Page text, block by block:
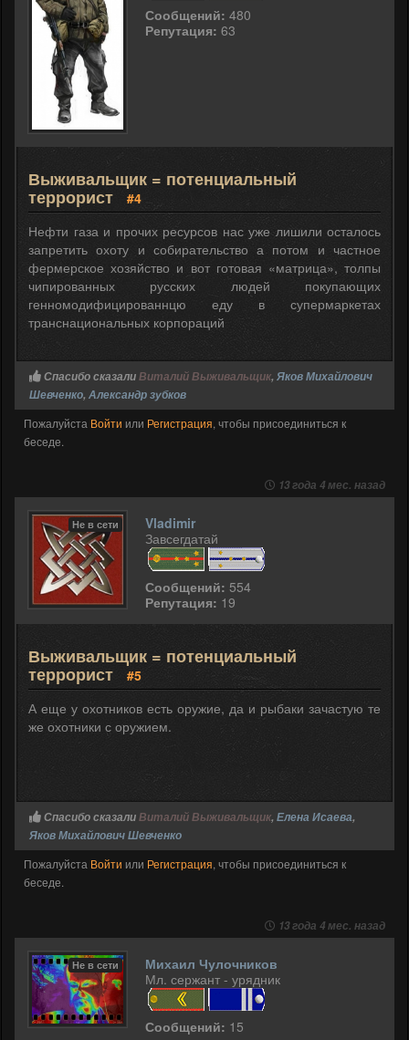
Сообщений: 480
Репутация: 63
Выживальщик = потенциальный
террорист
#4
Нефти газа и прочих ресурсов нас уже лишили осталось
запретить охоту и собирательство а потом и частное
фермерское хозяйство и вот готовая «матрица», толпы
чипированных русских людей покупающих
генномодифицированнцю еду в супермаркетах
транснациональных корпораций
Спасибо сказалиВиталий Выживальщик, Яков Михайлович
Шевченко, Александр зубков
Пожалуйста Войти или Регистрация, чтобы присоединиться к
беседе.
13 года 4 мес. назад
Не в сети
Vladimir
Завсегдатай
Сообщений: 554
Репутация: 19
Выживальщик = потенциальный
террорист
#5
А еще у охотников есть оружие, да и рыбаки зачастую те
же охотники с оружием.
Спасибо сказалиВиталий Выживальщик, Елена Исаева,
Яков Михайлович Шевченко
Пожалуйста Войти или Регистрация, чтобы присоединиться к
беседе.
13 года 4 мес. назад
Не в сети
Михаил Чулочников
Мл. сержант - урядник
Сообщений: 15